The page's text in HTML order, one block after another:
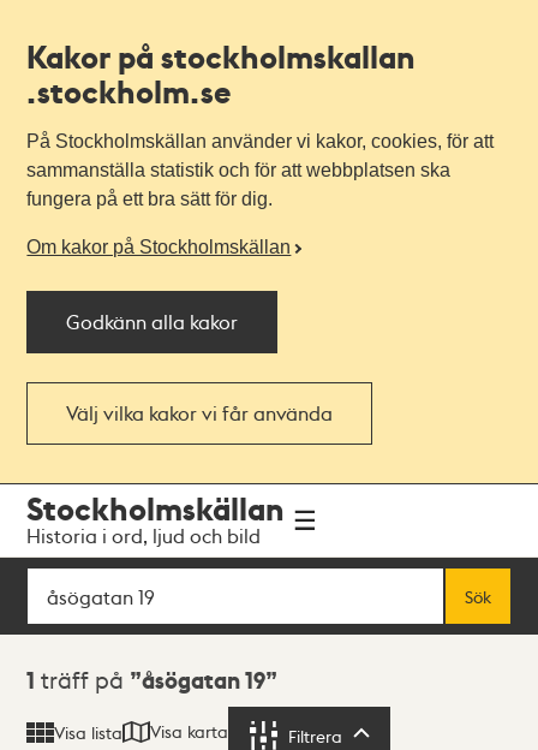
Kakor på stockholmskallan
.stockholm.se
På Stockholmskällan använder vi kakor, cookies, för att
sammanställa statistik och för att webbplatsen ska
fungera på ett bra sätt för dig.
Om kakor på Stockholmskällan
Godkänn alla kakor
Välj vilka kakor vi får använda
navigationen
huvudinnehållet
Stockholmskällan
Historia i ord, ljud och bild
Sök
Sök
Sökresultat
1 träff på åsögatan 19
Visa lista Visa karta Filtrera